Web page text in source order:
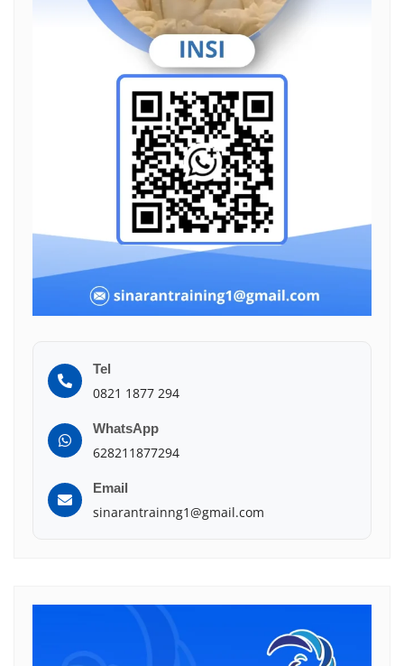
Tel
0821 1877 294
WhatsApp
628211877294
Email
sinarantrainng1@gmail.com